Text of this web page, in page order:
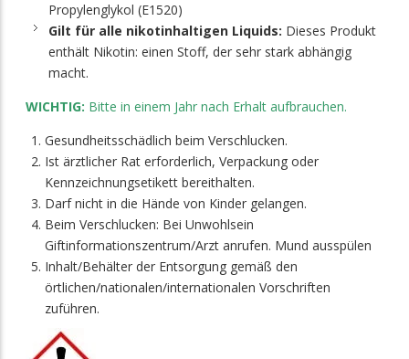
Propylenglykol (E1520)
Gilt für alle nikotinhaltigen Liquids: Dieses Produkt
enthält Nikotin: einen Stoff, der sehr stark abhängig
macht.
WICHTIG: Bitte in einem Jahr nach Erhalt aufbrauchen.
Gesundheitsschädlich beim Verschlucken.
Ist ärztlicher Rat erforderlich, Verpackung oder
Kennzeichnungsetikett bereithalten.
Darf nicht in die Hände von Kinder gelangen.
Beim Verschlucken: Bei Unwohlsein
Giftinformationszentrum/Arzt anrufen. Mund ausspülen
Inhalt/Behälter der Entsorgung gemäß den
örtlichen/nationalen/internationalen Vorschriften
zuführen.